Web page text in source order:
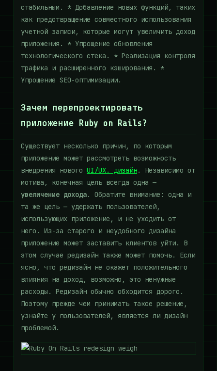
стабильным. * Добавление новых функций, таких
как предотвращение совместного использования
учетной записи, которые могут увеличить доход
приложения. * Упрощение обновления
технологического стека. * Реализация контроля
трафика и расширенного кэширования. *
Упрощение SEO-оптимизации.
Зачем перепроектировать
приложение Ruby on Rails?
Существует несколько причин, по которым
приложение может рассмотреть возможность
внедрения нового UI/UX. дизайн. Независимо от
мотива, конечная цель всегда одна —
увеличение дохода. Обратите внимание: одна и
та же цель — удержать пользователей,
использующих приложение, и не уходить от
него. Из-за старого и неудобного дизайна
приложение может заставить клиентов уйти. В
этом случае редизайн также может помочь. Если
ясно, что редизайн не окажет положительного
влияния на доход, возможно, это ненужные
расходы. Редизайн обычно обходится дорого.
Поэтому прежде чем принимать такое решение,
узнайте у пользователей, является ли дизайн
проблемой.